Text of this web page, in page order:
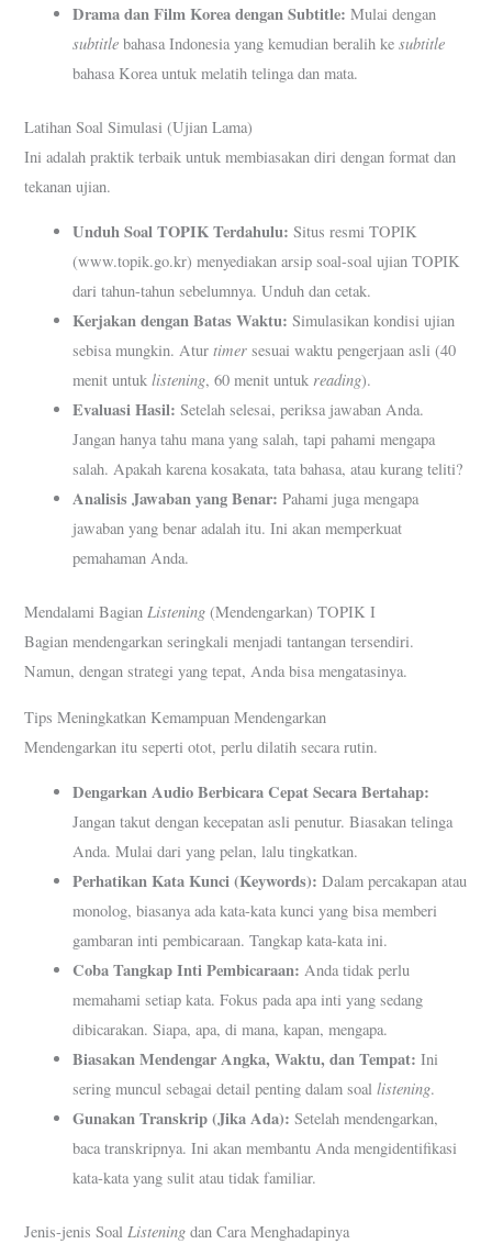
Drama dan Film Korea dengan Subtitle: Mulai dengan
subtitle bahasa Indonesia yang kemudian beralih kesubtitle
bahasa Korea untuk melatih telinga dan mata.
Latihan Soal Simulasi (Ujian Lama)
Ini adalah praktik terbaik untuk membiasakan diri dengan format dan
tekanan ujian.
Unduh Soal TOPIK Terdahulu: Situs resmi TOPIK
(www.topik.go.kr) menyediakan arsip soal-soal ujian TOPIK
dari tahun-tahun sebelumnya. Unduh dan cetak.
Kerjakan dengan Batas Waktu: Simulasikan kondisi ujian
sebisa mungkin. Aturtimer sesuai waktu pengerjaan asli (40
menit untuklistening, 60 menit untukreading).
Evaluasi Hasil: Setelah selesai, periksa jawaban Anda.
Jangan hanya tahu mana yang salah, tapi pahami mengapa
salah. Apakah karena kosakata, tata bahasa, atau kurang teliti?
Analisis Jawaban yang Benar: Pahami juga mengapa
jawaban yang benar adalah itu. Ini akan memperkuat
pemahaman Anda.
Mendalami BagianListening (Mendengarkan) TOPIK I
Bagian mendengarkan seringkali menjadi tantangan tersendiri.
Namun, dengan strategi yang tepat, Anda bisa mengatasinya.
Tips Meningkatkan Kemampuan Mendengarkan
Mendengarkan itu seperti otot, perlu dilatih secara rutin.
Dengarkan Audio Berbicara Cepat Secara Bertahap:
Jangan takut dengan kecepatan asli penutur. Biasakan telinga
Anda. Mulai dari yang pelan, lalu tingkatkan.
Perhatikan Kata Kunci (Keywords): Dalam percakapan atau
monolog, biasanya ada kata-kata kunci yang bisa memberi
gambaran inti pembicaraan. Tangkap kata-kata ini.
Coba Tangkap Inti Pembicaraan: Anda tidak perlu
memahami setiap kata. Fokus pada apa inti yang sedang
dibicarakan. Siapa, apa, di mana, kapan, mengapa.
Biasakan Mendengar Angka, Waktu, dan Tempat: Ini
sering muncul sebagai detail penting dalam soallistening.
Gunakan Transkrip (Jika Ada): Setelah mendengarkan,
baca transkripnya. Ini akan membantu Anda mengidentifikasi
kata-kata yang sulit atau tidak familiar.
Jenis-jenis SoalListening dan Cara Menghadapinya